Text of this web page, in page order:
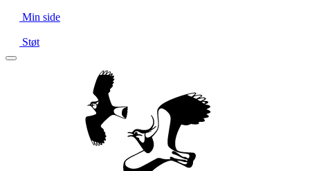
Min side
Støt